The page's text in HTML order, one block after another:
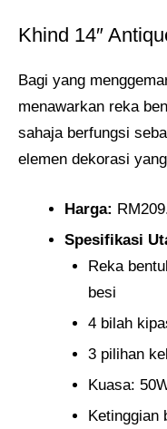
Khind 14″
Bagi yang
menawarkan reka
sahaja berfungsi
elemen dekorasi
Harga:
Spesifikasi
Reka
besi
4 bilah
3 pilihan
Kuasa:
Ketinggian